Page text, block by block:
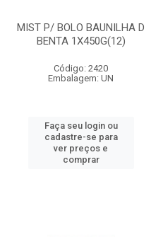
MIST P/ BOLO BAUNILHA D
BENTA 1X450G(12)
Código: 2420
Embalagem: UN
Faça seu login ou
cadastre-se para
ver preços e
comprar